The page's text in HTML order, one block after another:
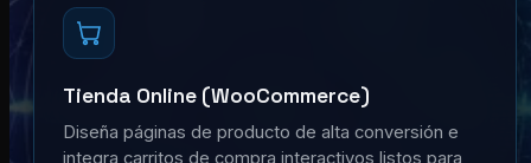
Tienda Online (WooCommerce)
Diseña páginas de producto de alta conversión e
integra carritos de compra interactivos listos para